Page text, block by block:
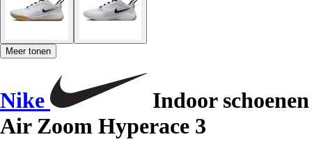
Meer tonen
Nike
Indoor schoenen
Air Zoom Hyperace 3